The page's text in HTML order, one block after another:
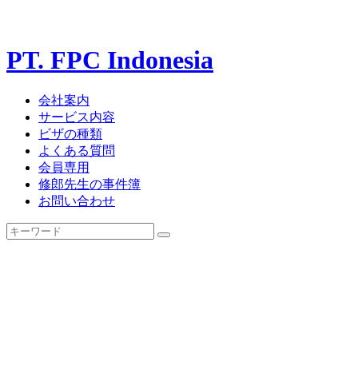
PT. FPC Indonesia
会社案内
サービス内容
ビザの種類
よくある質問
会員専用
修郎先生の事件簿
お問い合わせ